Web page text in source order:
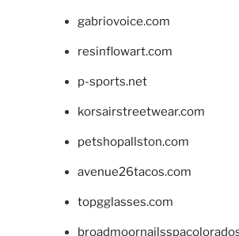
gabriovoice.com
resinflowart.com
p-sports.net
korsairstreetwear.com
petshopallston.com
avenue26tacos.com
topgglasses.com